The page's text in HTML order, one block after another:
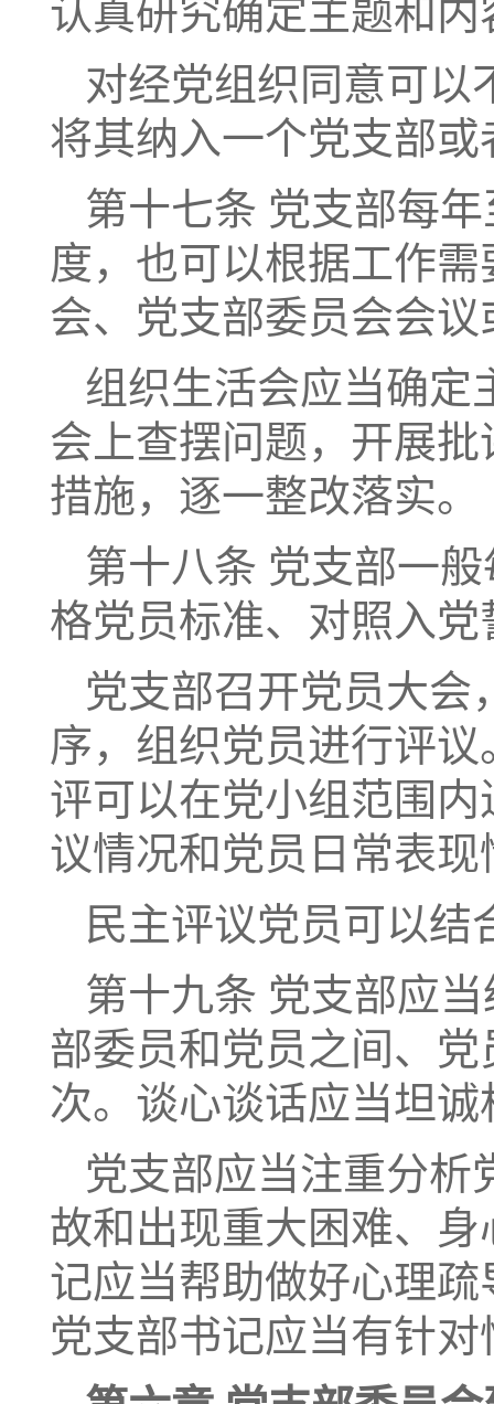
认真研究确定主题和
对经党组织同意可以
将其纳入一个党支部
第十七条 党支部每
度，也可以根据工作
会、党支部委员会会
组织生活会应当确定
会上查摆问题，开展
措施，逐一整改落实。
第十八条 党支部一
格党员标准、对照入
党支部召开党员大会
序，组织党员进行评
评可以在党小组范围
议情况和党员日常表
民主评议党员可以
第十九条 党支部应
部委员和党员之间、
次。谈心谈话应当坦
党支部应当注重分析
故和出现重大困难、
记应当帮助做好心理
党支部书记应当有针